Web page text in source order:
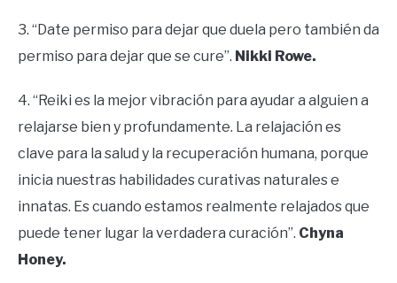
3. “Date permiso para dejar que duela pero también da
permiso para dejar que se cure”. Nikki Rowe.
4. “Reiki es la mejor vibración para ayudar a alguien a
relajarse bien y profundamente. La relajación es
clave para la salud y la recuperación humana, porque
inicia nuestras habilidades curativas naturales e
innatas. Es cuando estamos realmente relajados que
puede tener lugar la verdadera curación”. Chyna
Honey.